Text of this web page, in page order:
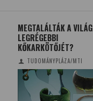
MEGTALÁLTÁK A VILÁG
LEGRÉGEBBI
KŐKARKÖTŐJÉT?
TUDOMÁNYPLÁZA/MTI